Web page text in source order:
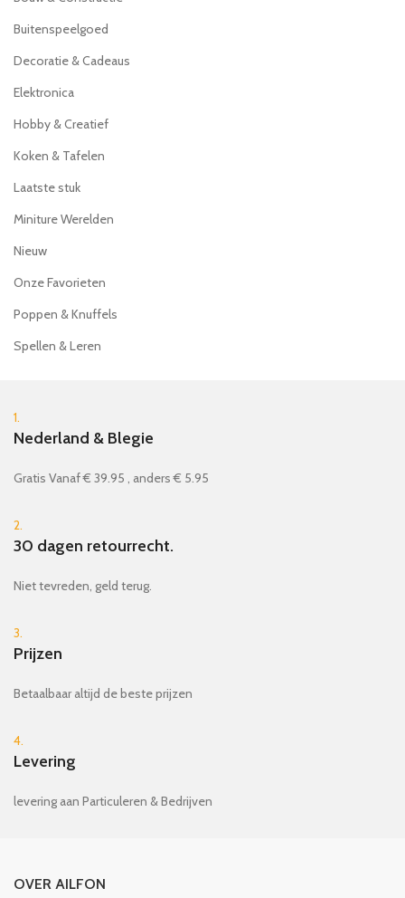
Buitenspeelgoed
Decoratie & Cadeaus
Elektronica
Hobby & Creatief
Koken & Tafelen
Laatste stuk
Miniture Werelden
Nieuw
Onze Favorieten
Poppen & Knuffels
Spellen & Leren
1.
Nederland & Blegie
Gratis Vanaf € 39.95 , anders € 5.95
2.
30 dagen retourrecht.
Niet tevreden, geld terug.
3.
Prijzen
Betaalbaar altijd de beste prijzen
4.
Levering
levering aan Particuleren & Bedrijven
OVER AILFON